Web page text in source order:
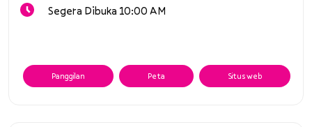
Segera Dibuka 10:00 AM
Panggilan Peta Situs web